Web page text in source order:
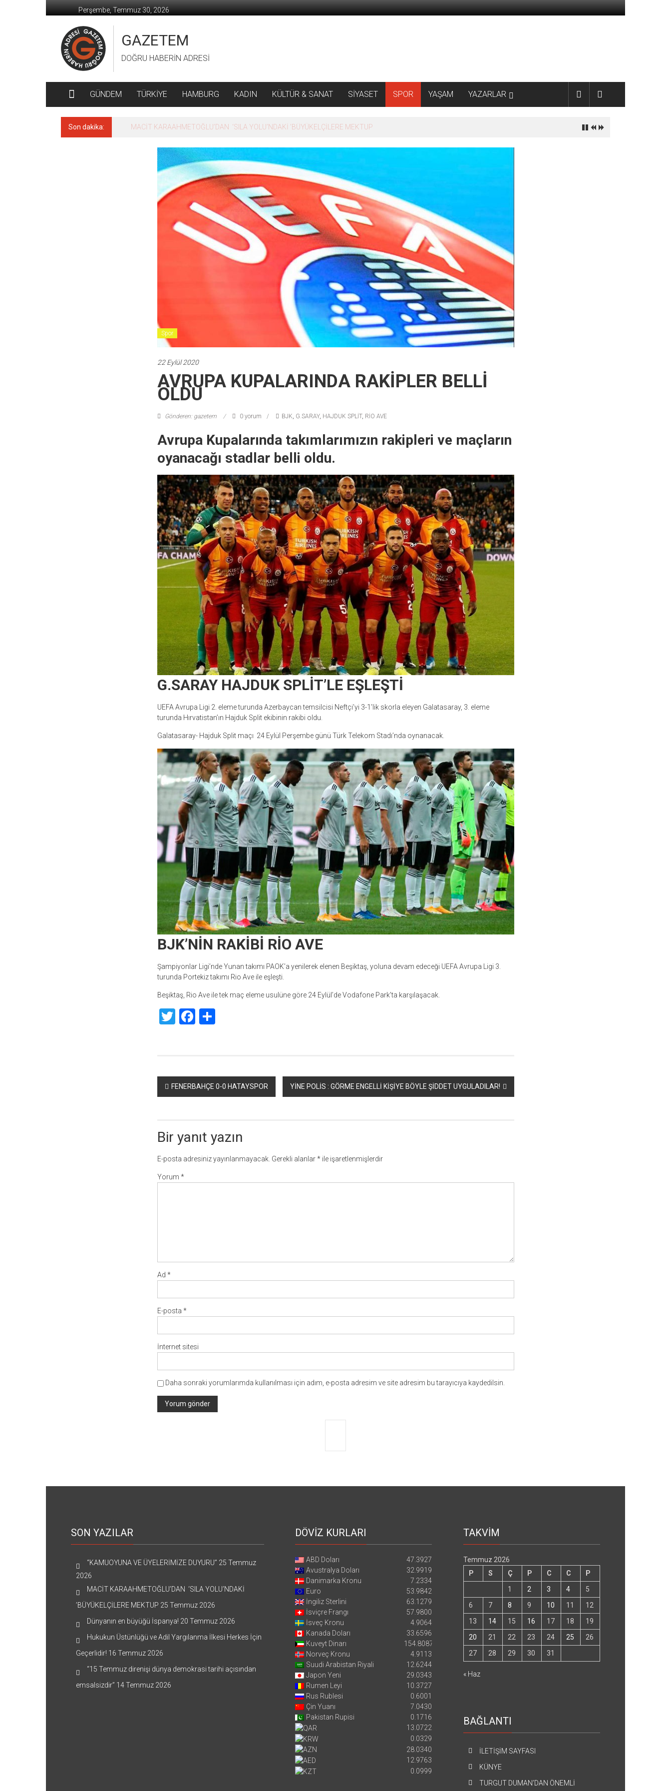
geç
Perşembe, Temmuz 30, 2026
GAZETEM
DOĞRU HABERİN ADRESİ
GÜNDEM TÜRKİYE HAMBURG KADIN KÜLTÜR & SANAT SİYASET SPOR YAŞAM YAZARLAR
Son dakika: MACİT KARAAHMETOĞLU’DAN ‘SILA YOLU’NDAKİ ’BÜYÜKELÇİLERE MEKTUP
Spor
22 Eylül 2020
AVRUPA KUPALARINDA RAKİPLER BELLİ
OLDU
Gönderen: gazetem 0 yorum BJK, G.SARAY, HAJDUK SPLİT, RİO AVE
Avrupa Kupalarında takımlarımızın rakipleri ve maçların
oyanacağı stadlar belli oldu.
G.SARAY HAJDUK SPLİT’LE EŞLEŞTİ
UEFA Avrupa Ligi 2. eleme turunda Azerbaycan temsilcisi Neftçi’yi 3-1’lik skorla eleyen Galatasaray, 3. eleme
turunda Hırvatistan’ın Hajduk Split ekibinin rakibi oldu.
Galatasaray- Hajduk Split maçı 24 Eylül Perşembe günü Türk Telekom Stadı’nda oynanacak.
BJK’NİN RAKİBİ RİO AVE
Şampiyonlar Ligi’nde Yunan takımı PAOK’a yenilerek elenen Beşiktaş, yoluna devam edeceği UEFA Avrupa Ligi 3.
turunda Portekiz takımı Rio Ave ile eşleşti.
Beşiktaş, Rio Ave ile tek maç eleme usulüne göre 24 Eylül’de Vodafone Park’ta karşılaşacak.
TwitterFacebook
Share
Yazı
dolaşımı
FENERBAHÇE 0-0 HATAYSPOR YİNE POLİS : GÖRME ENGELLİ KİŞİYE BÖYLE ŞİDDET UYGULADILAR!
Bir yanıt yazın
E-posta adresiniz yayınlanmayacak. Gerekli alanlar*ile işaretlenmişlerdir
Yorum *
Ad *
E-posta *
İnternet sitesi
Daha sonraki yorumlarımda kullanılması için adım, e-posta adresim ve site adresim bu tarayıcıya kaydedilsin.
SON YAZILAR
“KAMUOYUNA VE ÜYELERİMİZE DUYURU” 25 Temmuz
2026
MACİT KARAAHMETOĞLU’DAN ‘SILA YOLU’NDAKİ
’BÜYÜKELÇİLERE MEKTUP 25 Temmuz 2026
Dünyanın en büyüğü İspanya! 20 Temmuz 2026
Hukukun Üstünlüğü ve Adil Yargılanma İlkesi Herkes İçin
Geçerlidir! 16 Temmuz 2026
“15 Temmuz direnişi dünya demokrasi tarihi açısından
emsalsizdir” 14 Temmuz 2026
DÖVİZ KURLARI
ABD Doları
47.3927
Avustralya Doları
32.9919
Danimarka Kronu
7.2334
Euro
53.9842
İngiliz Sterlini
63.1279
İsviçre Frangı
57.9800
İsveç Kronu
4.9064
Kanada Doları
33.6596
Kuveyt Dinarı
154.8087
Norveç Kronu
4.9113
Suudi Arabistan Riyali
12.6244
Japon Yeni
29.0343
Rumen Leyi
10.3727
Rus Rublesi
0.6001
Çin Yuanı
7.0430
Pakistan Rupisi
0.1716
13.0722
0.0329
28.0340
12.9763
0.0999
TAKVİM
Temmuz 2026
P
S Ç P C C
P
1
2 3 4
5
6
7 8 9 10 11
12
13
14 15 16 17 18
19
20
21 22 23 24 25
26
27
28 29 30 31
« Haz
BAĞLANTI
İLETİŞİM SAYFASI
KÜNYE
TURGUT DUMAN’DAN ÖNEMLİ